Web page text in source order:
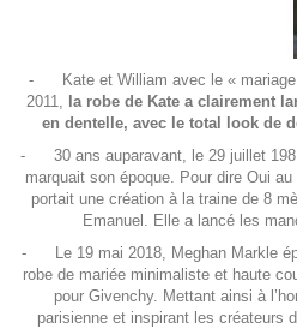
-
Kate et William avec le «
2011, la robe de Kate a clairement
en dentelle, avec le total look de
-
30 ans auparavant, le 29 juillet
marquait son époque. Pour dire Oui
portait une création à la traine de 8
Emanuel. Elle a lancé les
-
Le 19 mai 2018, Meghan Markle
robe de mariée minimaliste et haute
pour Givenchy. Mettant ainsi à
parisienne et inspirant les créateurs